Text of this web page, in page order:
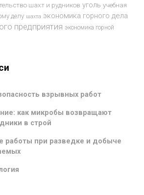
шахт и рудников уголь учебная
делу шахта экономика горного дела
предприятия экономика горной
взрывных работ
как микробы возвращают
в строй
работы при разведке и добыче